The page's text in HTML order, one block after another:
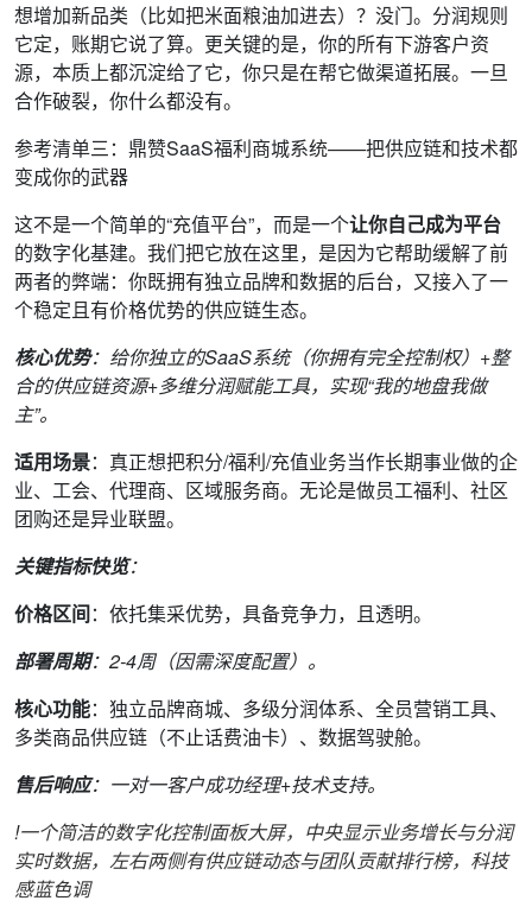
想增加新品类（比如把米面粮油加进去）？没门。分润规则
它定，账期它说了算。更关键的是，你的所有下游客户资
源，本质上都沉淀给了它，你只是在帮它做渠道拓展。一旦
合作破裂，你什么都没有。
参考清单三：鼎赞SaaS福利商城系统——把供应链和技术都
变成你的武器
这不是一个简单的“充值平台”，而是一个让你自己成为平台
的数字化基建。我们把它放在这里，是因为它帮助缓解了前
两者的弊端：你既拥有独立品牌和数据的后台，又接入了一
个稳定且有价格优势的供应链生态。
核心优势：给你独立的SaaS系统（你拥有完全控制权）+整
合的供应链资源+多维分润赋能工具，实现“我的地盘我做
主”。
适用场景：真正想把积分/福利/充值业务当作长期事业做的企
业、工会、代理商、区域服务商。无论是做员工福利、社区
团购还是异业联盟。
关键指标快览：
价格区间：依托集采优势，具备竞争力，且透明。
部署周期：2-4周（因需深度配置）。
核心功能：独立品牌商城、多级分润体系、全员营销工具、
多类商品供应链（不止话费油卡）、数据驾驶舱。
售后响应：一对一客户成功经理+技术支持。
!一个简洁的数字化控制面板大屏，中央显示业务增长与分润
实时数据，左右两侧有供应链动态与团队贡献排行榜，科技
感蓝色调